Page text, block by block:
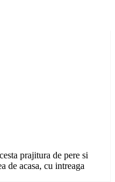
prajitura de pere si
de acasa, cu intreaga